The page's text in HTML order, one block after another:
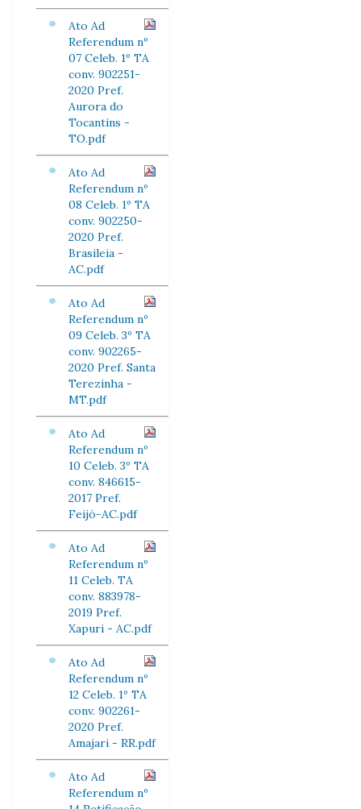
Ato Ad
Referendum nº
07 Celeb. 1º TA
conv. 902251-
2020 Pref.
Aurora do
Tocantins -
TO.pdf
Ato Ad
Referendum nº
08 Celeb. 1º TA
conv. 902250-
2020 Pref.
Brasileia -
AC.pdf
Ato Ad
Referendum nº
09 Celeb. 3º TA
conv. 902265-
2020 Pref. Santa
Terezinha -
MT.pdf
Ato Ad
Referendum nº
10 Celeb. 3º TA
conv. 846615-
2017 Pref.
Feijó-AC.pdf
Ato Ad
Referendum nº
11 Celeb. TA
conv. 883978-
2019 Pref.
Xapuri - AC.pdf
Ato Ad
Referendum nº
12 Celeb. 1º TA
conv. 902261-
2020 Pref.
Amajari - RR.pdf
Ato Ad
Referendum nº